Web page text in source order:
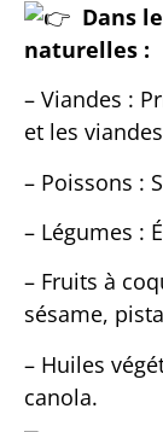
Dans
naturelles :
– Viandes :
et les
– Poissons :
– Légumes :
– Fruits à
sésame,
– Huiles
canola.